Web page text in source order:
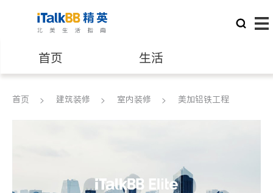
首页 生活
医生 律师
会计师
首页 建筑装修 室内装修 美加铝铁工程